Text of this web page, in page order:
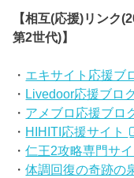
【相互(応援)リンク
第2世代)】
・ エキサイト応援ブ
・ Livedoor応援ブロ
・ アメブロ応援ブロ
・ HIHITI応援サイト
・仁王2攻略専門サイ
・体調回復の奇跡の